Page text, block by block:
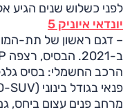
לפני כשלוש שנים הגיע
יונדאי איוניק 5
– דגם ראשון של תת-
הרכב החשמלי: בסיס
מרחב פנים עצום ביחס,